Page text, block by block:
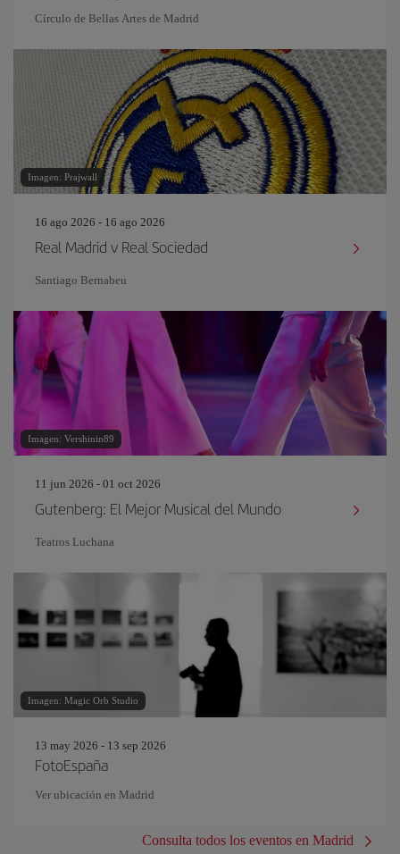
Círculo de Bellas Artes de Madrid
Imagen: Prajwall
16 ago 2026 - 16 ago 2026
Real Madrid v Real Sociedad
Santiago Bernabeu
Imagen: Vershinin89
11 jun 2026 - 01 oct 2026
Gutenberg: El Mejor Musical del Mundo
Teatros Luchana
Imagen: Magic Orb Studio
13 may 2026 - 13 sep 2026
FotoEspaña
Ver ubicación en Madrid
Consulta todos los eventos en Madrid